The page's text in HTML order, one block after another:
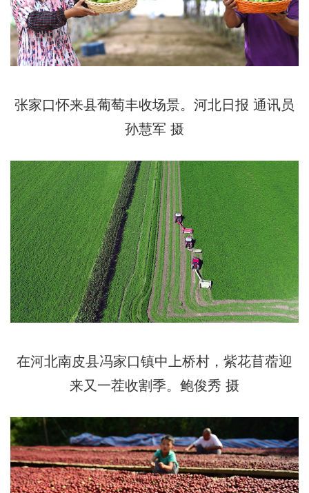
张家口怀来县葡萄丰收场景。河北日报 通讯员
孙慧军 摄
在河北南皮县冯家口镇中上桥村，紫花苜蓿迎
来又一茬收割季。鲍俊秀 摄